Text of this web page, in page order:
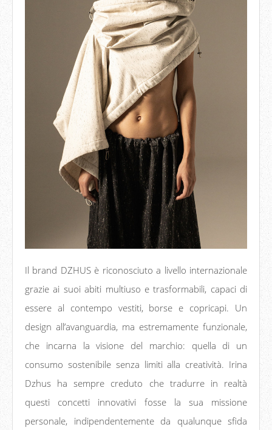
Il brand DZHUS è riconosciuto a livello internazionale
grazie ai suoi abiti multiuso e trasformabili, capaci di
essere al contempo vestiti, borse e copricapi. Un
design all’avanguardia, ma estremamente funzionale,
che incarna la visione del marchio: quella di un
consumo sostenibile senza limiti alla creatività. Irina
Dzhus ha sempre creduto che tradurre in realtà
questi concetti innovativi fosse la sua missione
personale, indipendentemente da qualunque sfida